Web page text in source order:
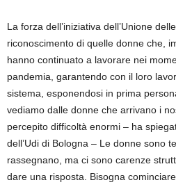
La forza dell’iniziativa dell’Unione
riconoscimento di quelle donne che,
hanno continuato a lavorare nei
pandemia, garantendo con il loro
sistema, esponendosi in prima
vediamo dalle donne che arrivano i
percepito difficoltà enormi – ha
dell’Udi di Bologna – Le donne sono
rassegnano, ma ci sono carenze
dare una risposta. Bisogna